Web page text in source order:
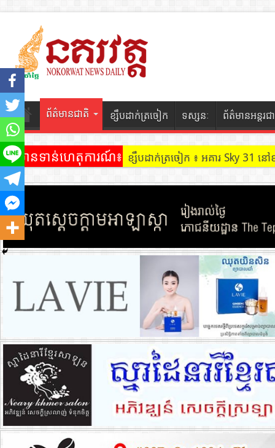
ព័ត៌មានជាតិ ខ្សឹបដាក់ត្រចៀក ទស្សនៈ ព័ត៌មានអន្តរជ
ព័ត៌មានទាន់ហេតុការណ៍៖ ខ្សឹបដាក់ត្រចៀក ៖ អគារ Sky 31